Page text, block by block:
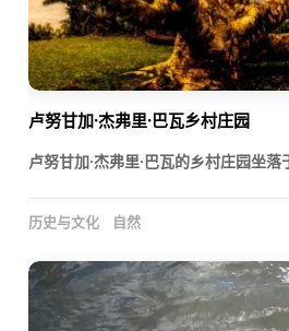
卢努甘加·杰弗里·巴瓦乡村庄园
卢努甘加·杰弗里·巴瓦的乡村庄园坐
历史与文化 自然